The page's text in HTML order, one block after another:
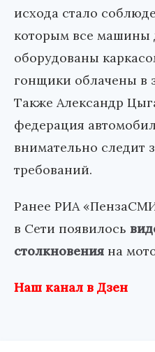
исхода стало
которым все
оборудованы
гонщики облачены в
Также Александр
федерация
внимательно следит
требований.
Ранее РИА
в Сети появилось
столкновения на
Наш канал в Дзен